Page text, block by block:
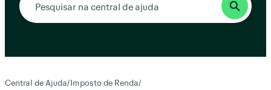
Central de Ajuda/Imposto de Renda/